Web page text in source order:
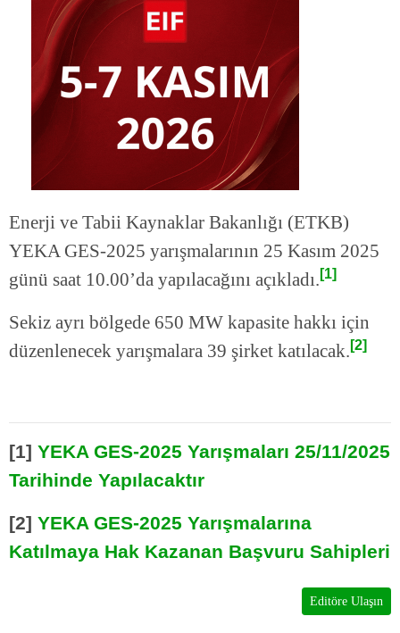
Enerji ve Tabii Kaynaklar Bakanlığı (ETKB)
YEKA GES-2025 yarışmalarının 25 Kasım 2025
günü saat 10.00’da yapılacağını açıkladı. [1]
Sekiz ayrı bölgede 650 MW kapasite hakkı için
düzenlenecek yarışmalara 39 şirket katılacak. [2]
[1] YEKA GES-2025 Yarışmaları 25/11/2025
Tarihinde Yapılacaktır
[2] YEKA GES-2025 Yarışmalarına
Katılmaya Hak Kazanan Başvuru Sahipleri
Editöre Ulaşın